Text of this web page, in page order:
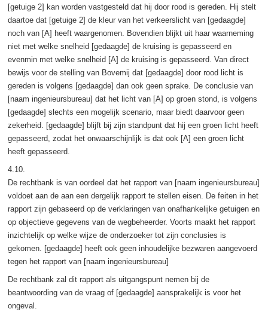
[getuige 2] kan worden vastgesteld dat hij door rood is gereden. Hij stelt
daartoe dat [getuige 2] de kleur van het verkeerslicht van [gedaagde]
noch van [A] heeft waargenomen. Bovendien blijkt uit haar waarneming
niet met welke snelheid [gedaagde] de kruising is gepasseerd en
evenmin met welke snelheid [A] de kruising is gepasseerd. Van direct
bewijs voor de stelling van Bovemij dat [gedaagde] door rood licht is
gereden is volgens [gedaagde] dan ook geen sprake. De conclusie van
[naam ingenieursbureau] dat het licht van [A] op groen stond, is volgens
[gedaagde] slechts een mogelijk scenario, maar biedt daarvoor geen
zekerheid. [gedaagde] blijft bij zijn standpunt dat hij een groen licht heeft
gepasseerd, zodat het onwaarschijnlijk is dat ook [A] een groen licht
heeft gepasseerd.
4.10.
De rechtbank is van oordeel dat het rapport van [naam ingenieursbureau]
voldoet aan de aan een dergelijk rapport te stellen eisen. De feiten in het
rapport zijn gebaseerd op de verklaringen van onafhankelijke getuigen en
op objectieve gegevens van de wegbeheerder. Voorts maakt het rapport
inzichtelijk op welke wijze de onderzoeker tot zijn conclusies is
gekomen. [gedaagde] heeft ook geen inhoudelijke bezwaren aangevoerd
tegen het rapport van [naam ingenieursbureau]
De rechtbank zal dit rapport als uitgangspunt nemen bij de
beantwoording van de vraag of [gedaagde] aansprakelijk is voor het
ongeval.